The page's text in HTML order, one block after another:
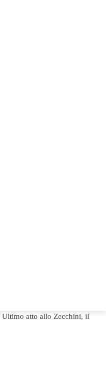
Ultimo atto allo Zecchini, il